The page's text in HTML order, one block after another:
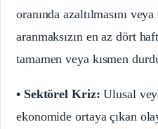
oranında azaltılmasını
aranmaksızın en az dört
tamamen veya kısmen
• Sektörel Kriz: Ulusal
ekonomide ortaya çıkan